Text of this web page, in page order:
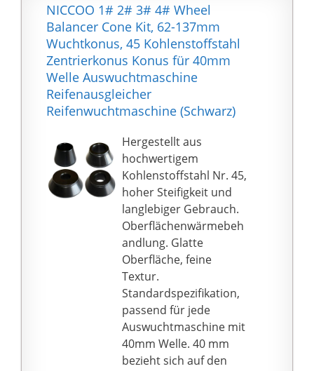
NICCOO 1# 2# 3# 4# Wheel
Balancer Cone Kit, 62-137mm
Wuchtkonus, 45 Kohlenstoffstahl
Zentrierkonus Konus für 40mm
Welle Auswuchtmaschine
Reifenausgleicher
Reifenwuchtmaschine (Schwarz)
Hergestellt aus
hochwertigem
Kohlenstoffstahl Nr. 45,
hoher Steifigkeit und
langlebiger Gebrauch.
Oberflächenwärmebeh
andlung. Glatte
Oberfläche, feine
Textur.
Standardspezifikation,
passend für jede
Auswuchtmaschine mit
40mm Welle. 40 mm
bezieht sich auf den